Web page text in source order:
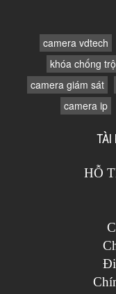
camera vdtech
khóa chống
camera giám sát
camera ip
TÀI
HỖ